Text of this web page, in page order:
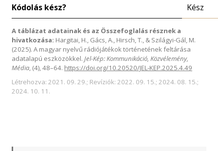
Kódolás kész? Kész
A táblázat adatainak és az Összefoglalás résznek a
hivatkozása: Hargitai, H., Gács, A., Hirsch, T., & Szilágyi-Gál, M.
(2025). A magyar nyelvű rádiójátékok történetének feltárása
adatalapú eszközökkel. Jel-Kép: Kommunikáció, Közvélemény,
Média, (4), 48–64. https://doi.org/10.20520/JEL-KEP.2025.4.49
Létrehozva: 2021. 09. 29.; Revíziók: 2022. 09. 15.; 2024. 08. 15.;
2024. 10. 11.